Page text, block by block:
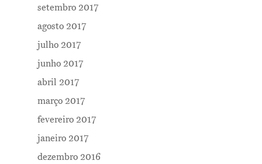
setembro 2017
agosto 2017
julho 2017
junho 2017
abril 2017
março 2017
fevereiro 2017
janeiro 2017
dezembro 2016